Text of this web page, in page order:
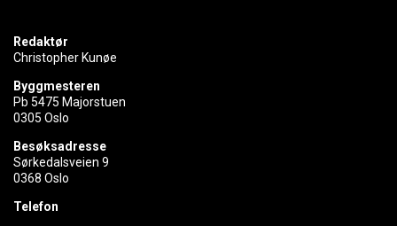
Redaktør
Christopher Kunøe
Byggmesteren
Pb 5475 Majorstuen
0305 Oslo
Besøksadresse
Sørkedalsveien 9
0368 Oslo
Telefon